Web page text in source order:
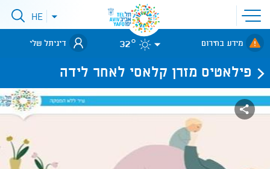
פתיחת
תפריט
אתר
לאתר עיריית
תל-אביב
פתיחתHE
מידע בחירום 32° דיגיתל שלי
פילאטיס מזרן קלאסי לאחר לידה